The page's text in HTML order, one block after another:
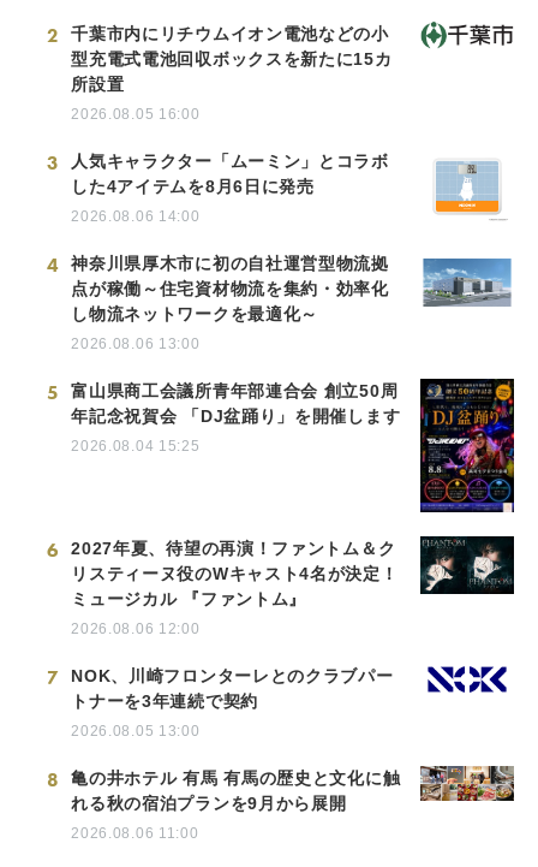
2
千葉市内にリチウムイオン電池などの小
型充電式電池回収ボックスを新たに15カ
所設置
2026.08.05 16:00
3
人気キャラクター「ムーミン」とコラボ
した4アイテムを8月6日に発売
2026.08.06 14:00
4
神奈川県厚木市に初の自社運営型物流拠
点が稼働～住宅資材物流を集約・効率化
し物流ネットワークを最適化～
2026.08.06 13:00
5
富山県商工会議所青年部連合会 創立50周
年記念祝賀会 「DJ盆踊り」を開催します
2026.08.04 15:25
6
2027年夏、待望の再演！ファントム＆ク
リスティーヌ役のWキャスト4名が決定！
ミュージカル 『ファントム』
2026.08.06 12:00
7
NOK、川崎フロンターレとのクラブパー
トナーを3年連続で契約
2026.08.05 13:00
8
亀の井ホテル 有馬 有馬の歴史と文化に触
れる秋の宿泊プランを9月から展開
2026.08.06 11:00